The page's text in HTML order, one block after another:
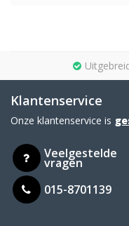
Klantenservice
Onze klantenservice is
Veelgestelde
vragen
015-8701139